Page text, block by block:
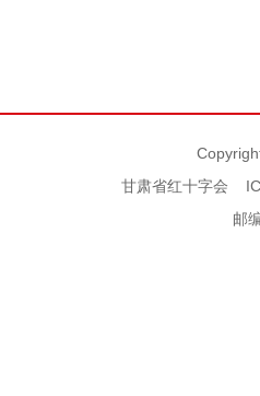
甘肃省红十字会
邮